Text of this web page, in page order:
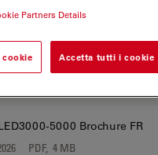
5000 Brochure FR
PDF, 4 MB
Partners Details
Accetta tutti i cookie